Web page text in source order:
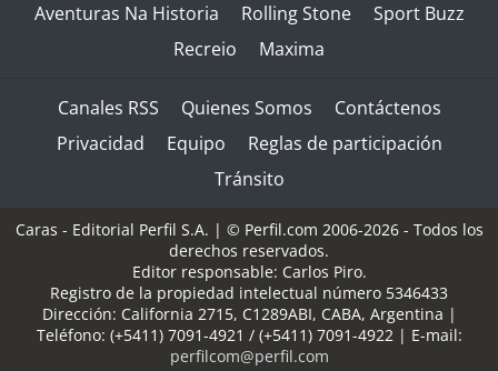
Aventuras Na Historia
Rolling Stone
Sport Buzz
Recreio
Maxima
Canales RSS Quienes Somos
Contáctenos
Privacidad
Equipo
Reglas de participación
Tránsito
Caras - Editorial Perfil S.A. | © Perfil.com 2006-2026 - Todos los
derechos reservados.
Editor responsable: Carlos Piro.
Registro de la propiedad intelectual número 5346433
Dirección: California 2715, C1289ABI, CABA, Argentina |
Teléfono: (+5411) 7091-4921 / (+5411) 7091-4922| E-mail:
perfilcom@perfil.com